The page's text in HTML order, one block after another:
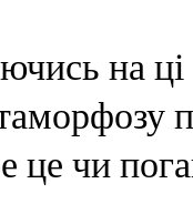
на ці
це чи